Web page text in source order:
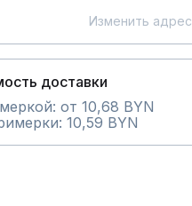
Изменить адрес
доставки
от 10,68 BYN
10,59 BYN